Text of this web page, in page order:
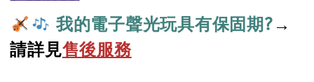
我的電子聲光玩具有保固期?→
請詳見售後服務